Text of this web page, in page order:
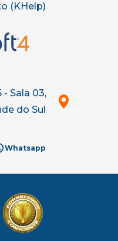
(KHelp)
- Sala 03,
do Sul
Whatsapp